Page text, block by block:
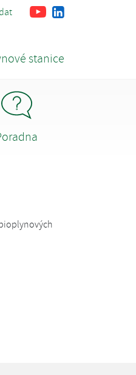
FacebookYoutube
stanice